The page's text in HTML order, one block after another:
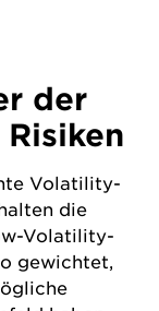
der
Volatility-
die
Volatility-
gewichtet,